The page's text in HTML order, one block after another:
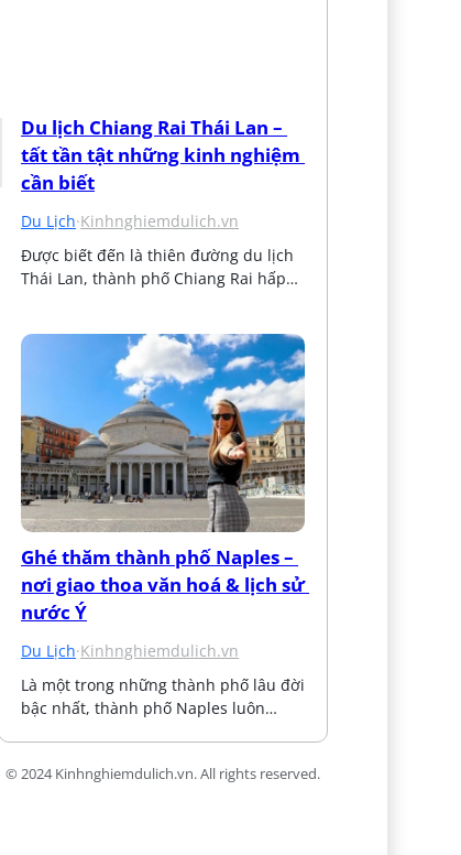
Du lịch Chiang Rai Thái Lan –
tất tần tật những kinh nghiệm
cần biết
Du Lịch·Kinhnghiemdulich.vn
Được biết đến là thiên đường du lịch
Thái Lan, thành phố Chiang Rai hấp…
Ghé thăm thành phố Naples –
nơi giao thoa văn hoá & lịch sử
nước Ý
Du Lịch·Kinhnghiemdulich.vn
Là một trong những thành phố lâu đời
bậc nhất, thành phố Naples luôn…
© 2024 Kinhnghiemdulich.vn. All rights reserved.